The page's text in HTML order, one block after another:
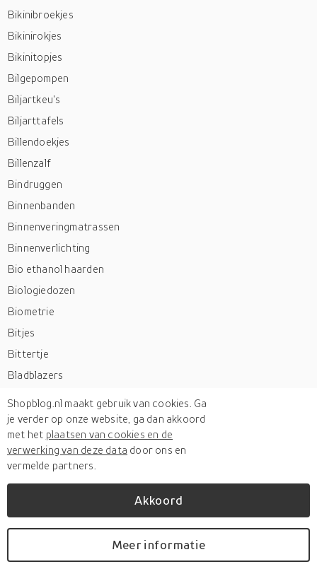
Bikinibroekjes
Bikinirokjes
Bikinitopjes
Bilgepompen
Biljartkeu's
Biljarttafels
Billendoekjes
Billenzalf
Bindruggen
Binnenbanden
Binnenveringmatrassen
Binnenverlichting
Bio ethanol haarden
Biologiedozen
Biometrie
Bitjes
Bittertje
Bladblazers
Blanco kaarten
Blazers
Bleekmiddelen
Blenders
Blindplaten
Shopblog.nl maakt gebruik van cookies. Ga
je verder op onze website, ga dan akkoord
met het plaatsen van cookies en de
verwerking van deze data door ons en
vermelde partners.
Akkoord
Meer informatie